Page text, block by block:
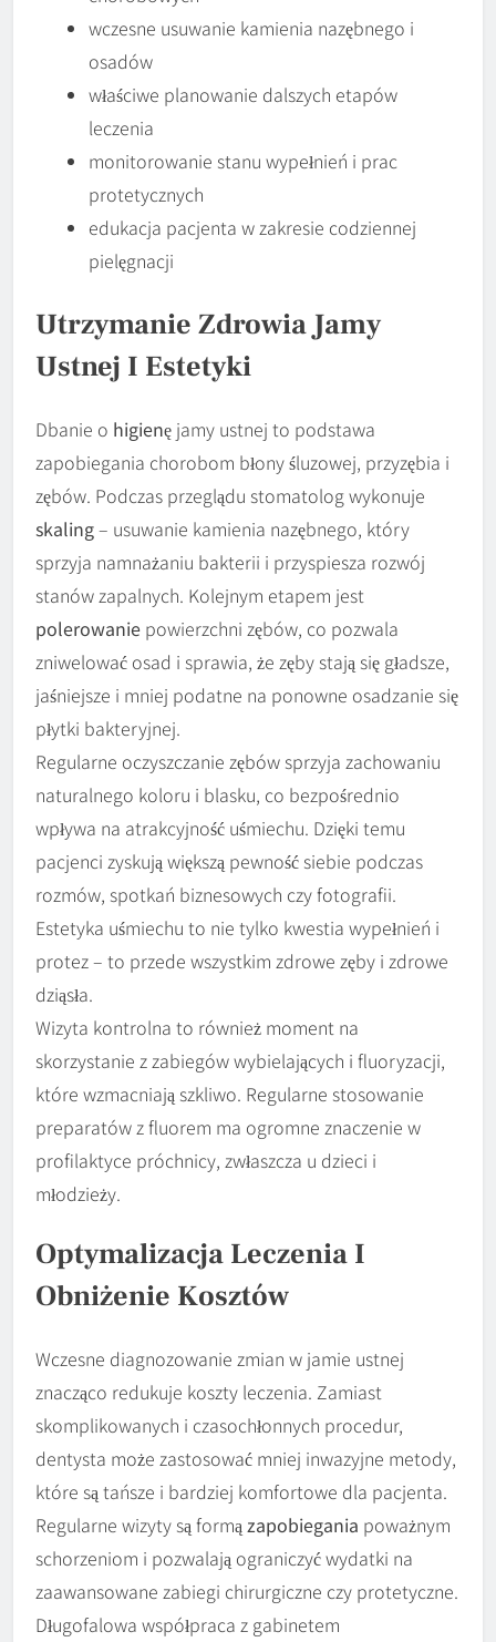
wczesne usuwanie kamienia nazębnego i
osadów
właściwe planowanie dalszych etapów
leczenia
monitorowanie stanu wypełnień i prac
protetycznych
edukacja pacjenta w zakresie codziennej
pielęgnacji
Utrzymanie Zdrowia Jamy
Ustnej I Estetyki
Dbanie o higienę jamy ustnej to podstawa
zapobiegania chorobom błony śluzowej, przyzębia i
zębów. Podczas przeglądu stomatolog wykonuje
skaling– usuwanie kamienia nazębnego, który
sprzyja namnażaniu bakterii i przyspiesza rozwój
stanów zapalnych. Kolejnym etapem jest
polerowanie powierzchni zębów, co pozwala
zniwelować osad i sprawia, że zęby stają się gładsze,
jaśniejsze i mniej podatne na ponowne osadzanie się
płytki bakteryjnej.
Regularne oczyszczanie zębów sprzyja zachowaniu
naturalnego koloru i blasku, co bezpośrednio
wpływa na atrakcyjność uśmiechu. Dzięki temu
pacjenci zyskują większą pewność siebie podczas
rozmów, spotkań biznesowych czy fotografii.
Estetyka uśmiechu to nie tylko kwestia wypełnień i
protez – to przede wszystkim zdrowe zęby i zdrowe
dziąsła.
Wizyta kontrolna to również moment na
skorzystanie z zabiegów wybielających i fluoryzacji,
które wzmacniają szkliwo. Regularne stosowanie
preparatów z fluorem ma ogromne znaczenie w
profilaktyce próchnicy, zwłaszcza u dzieci i
młodzieży.
Optymalizacja Leczenia I
Obniżenie Kosztów
Wczesne diagnozowanie zmian w jamie ustnej
znacząco redukuje koszty leczenia. Zamiast
skomplikowanych i czasochłonnych procedur,
dentysta może zastosować mniej inwazyjne metody,
które są tańsze i bardziej komfortowe dla pacjenta.
Regularne wizyty są formą zapobiegania poważnym
schorzeniom i pozwalają ograniczyć wydatki na
zaawansowane zabiegi chirurgiczne czy protetyczne.
Długofalowa współpraca z gabinetem